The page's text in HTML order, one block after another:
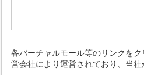
各バーチャルモール等のリンクを
営会社により運営されており、当